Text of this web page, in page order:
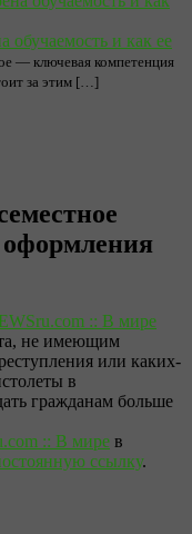
обучаемость и как ее
— ключевая компетенция
за этим […]
оформления
:: В мире
не имеющим
или каких-
в
гражданам больше
:: В мире в
ссылку.